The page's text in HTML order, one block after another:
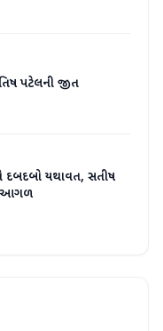
પટેલની જીત
દબદબો યથાવત, સતીષ
આગળ